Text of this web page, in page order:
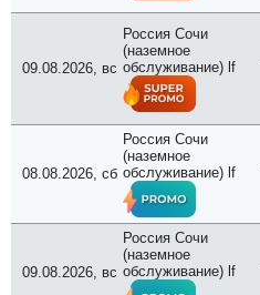
09.08.2026, вс
Россия Сочи
(наземное
обслуживание) lf
08.08.2026, сб
Россия Сочи
(наземное
обслуживание) lf
09.08.2026, вс
Россия Сочи
(наземное
обслуживание) lf